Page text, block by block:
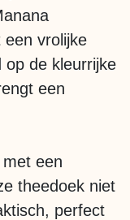
vrolijke
op de kleurrijke
een
een
theedoek niet
perfect